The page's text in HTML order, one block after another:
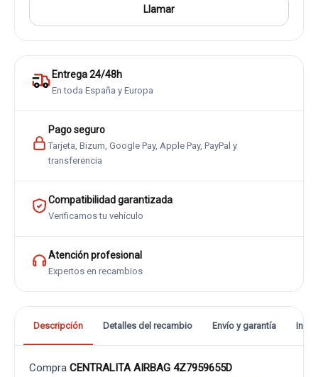
Llamar
Entrega 24/48h
En toda España y Europa
Pago seguro
Tarjeta, Bizum, Google Pay, Apple Pay, PayPal y
transferencia
Compatibilidad garantizada
Verificamos tu vehículo
Atención profesional
Expertos en recambios
Descripción Detalles del recambio Envío y garantía
Compra CENTRALITA AIRBAG 4Z7959655D